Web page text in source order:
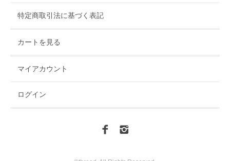
特定商取引法に基づく表記
カートを見る
マイアカウント
ログイン